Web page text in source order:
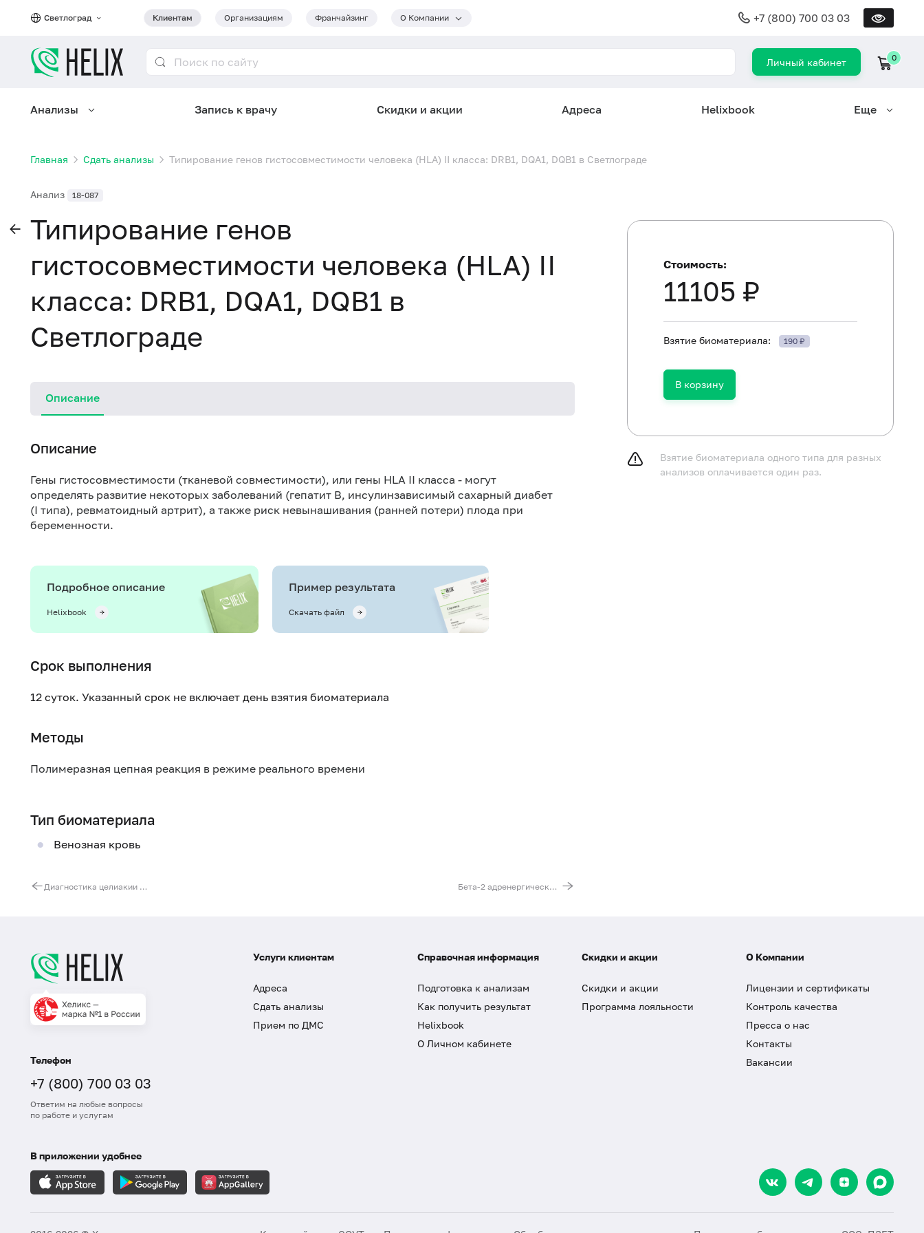
Светлоград Клиентам Организациям Франчайзинг О Компании +7 (800) 700 03 03
Личный кабинет 0
Анализы Запись к врачу Скидки и акции Адреса Helixbook Еще
Главная Сдать анализы Типирование генов гистосовместимости человека (HLA) II класса: DRB1, DQA1, DQB1 в Светлограде
Анализ 18-087
Типирование генов
гистосовместимости человека (HLA) II
класса: DRB1, DQA1, DQB1 в
Светлограде
Описание
Описание
Гены гистосовместимости (тканевой совместимости), или гены HLA II класса - могут
определять развитие некоторых заболеваний (гепатит В, инсулинзависимый сахарный диабет
(I типа), ревматоидный артрит), а также риск невынашивания (ранней потери) плода при
беременности.
Подробное описание
Helixbook
Пример результата
Скачать файл
Срок выполнения
12 суток. Указанный срок не включает день взятия биоматериала
Методы
Полимеразная цепная реакция в режиме реального времени
Тип биоматериала
Венозная кровь
Диагностика целиакии (типирование HLA DQ2/DQ8) Бета-2 адренергический рецептор (ADRB2). Выявление мутации C79G (Gln27Glu)
Стоимость:
11105 ₽
Взятие биоматериала: 190 ₽
В корзину
Взятие биоматериала одного типа для разных
анализов оплачивается один раз.
Телефон
+7 (800) 700 03 03
Ответим на любые вопросы
по работе и услугам
Услуги клиентам
Адреса
Сдать анализы
Прием по ДМС
Справочная информация
Подготовка к анализам
Как получить результат
Helixbook
О Личном кабинете
Скидки и акции
Скидки и акции
Программа лояльности
О Компании
Лицензии и сертификаты
Контроль качества
Пресса о нас
Контакты
Вакансии
В приложении удобнее